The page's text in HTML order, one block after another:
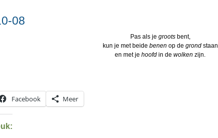
08
Pas als je grootsbent,
kun je met beide benen op de grondstaan
en met jehoofd in dewolken zijn.
Facebook Meer